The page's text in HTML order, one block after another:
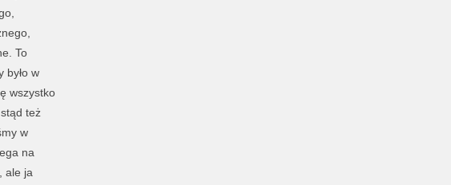
To
było w
wszystko
też
w
na
ale ja